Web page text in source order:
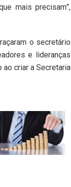
mais precisam”,
o secretário
e lideranças
criar a Secretaria